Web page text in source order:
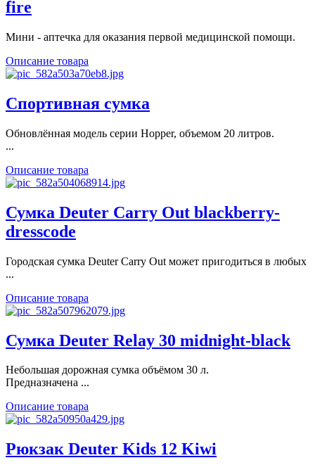
fire
Мини - аптечка для оказания первой медицинской помощи.
Описание товара
Спортивная сумка
Обновлённая модель серии Hopper, объемом 20 литров.
...
Описание товара
Сумка Deuter Carry Out blackberry-
dresscode
Городская сумка Deuter Carry Out может пригодиться в любых
...
Описание товара
Сумка Deuter Relay 30 midnight-black
Небольшая дорожная сумка объёмом 30 л.
Предназначена ...
Описание товара
Рюкзак Deuter Kids 12 Kiwi